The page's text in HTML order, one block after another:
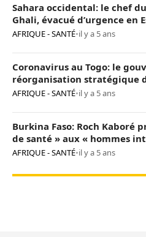
Sahara occidental: le chef
Ghali, évacué d’urgence en
AFRIQUE - SANTÉ•il y a 5 ans
Coronavirus au Togo: le
réorganisation stratégique
AFRIQUE - SANTÉ•il y a 5 ans
Burkina Faso: Roch Kaboré
de santé » aux « hommes
AFRIQUE - SANTÉ•il y a 5 ans